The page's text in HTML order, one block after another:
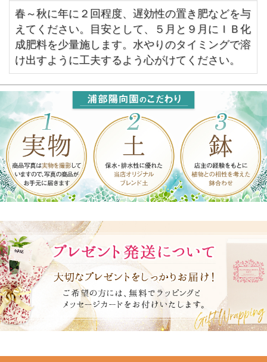
春～秋に年に２回程度、遅効性の置き肥などを与
えてください。目安として、５月と９月にＩＢ化
成肥料を少量施します。水やりのタイミングで溶
け出すように工夫するよう心がけてください。